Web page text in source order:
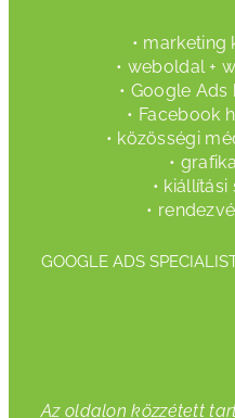
• marketing
• weboldal +
• Google
• Facebook
• közösségi
•
•
•
GOOGLE ADS
Az oldalon közzétett